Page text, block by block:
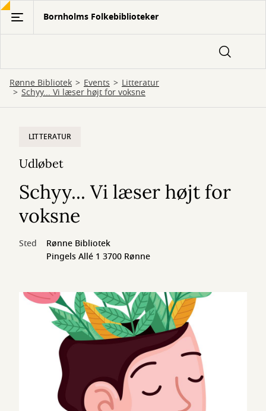
Gå
hovedindhold
Bornholms Folkebiblioteker
Rønne Bibliotek Events Litteratur
Schyy... Vi læser højt for voksne
LITTERATUR
Udløbet
Schyy... Vi læser højt for
voksne
Sted
Rønne Bibliotek
Pingels Allé 1 3700 Rønne